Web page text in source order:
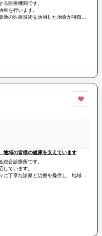
医療機関です。
を行います。
の医療技術を活用した治療が特徴で
速かつ効果的な医療サービスを提供し
地域の皆様の健康を支えています
合診療所です。
ています。
丁寧な診察と治療を提供し、地域の